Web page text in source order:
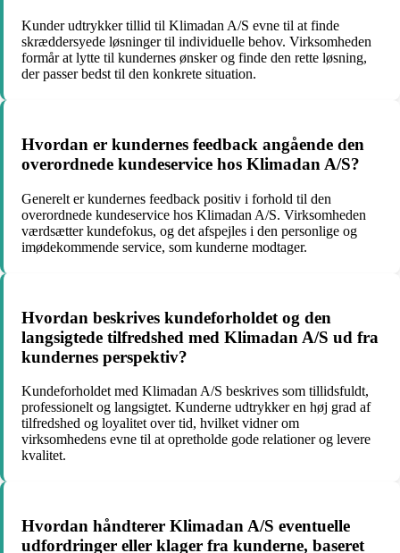
Kunder udtrykker tillid til Klimadan A/S evne til at finde
skræddersyede løsninger til individuelle behov. Virksomheden
formår at lytte til kundernes ønsker og finde den rette løsning,
der passer bedst til den konkrete situation.
Hvordan er kundernes feedback angående den
overordnede kundeservice hos Klimadan A/S?
Generelt er kundernes feedback positiv i forhold til den
overordnede kundeservice hos Klimadan A/S. Virksomheden
værdsætter kundefokus, og det afspejles i den personlige og
imødekommende service, som kunderne modtager.
Hvordan beskrives kundeforholdet og den
langsigtede tilfredshed med Klimadan A/S ud fra
kundernes perspektiv?
Kundeforholdet med Klimadan A/S beskrives som tillidsfuldt,
professionelt og langsigtet. Kunderne udtrykker en høj grad af
tilfredshed og loyalitet over tid, hvilket vidner om
virksomhedens evne til at opretholde gode relationer og levere
kvalitet.
Hvordan håndterer Klimadan A/S eventuelle
udfordringer eller klager fra kunderne, baseret